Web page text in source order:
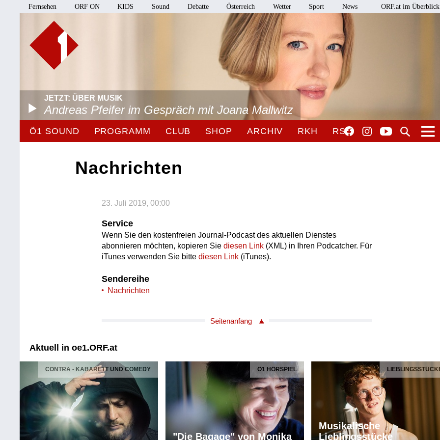
Fernsehen ORF ON KIDS Sound Debatte Österreich Wetter Sport News ORF.at im Überblick
JETZT: ÜBER MUSIK
Andreas Pfeifer im Gespräch mit Joana Mallwitz
Ö1 SOUND PROGRAMM CLUB SHOP ARCHIV RKH RSO
Nachrichten
23. Juli 2019, 00:00
Service
Wenn Sie den kostenfreien Journal-Podcast des aktuellen Dienstes
abonnieren möchten, kopieren Siediesen Link (XML) in Ihren Podcatcher. Für
iTunes verwenden Sie bittediesen Link (iTunes).
Sendereihe
Nachrichten
Seitenanfang
Aktuell in oe1.ORF.at
CONTRA - KABARETT UND COMEDY Ö1 HÖRSPIEL
"Die Bagage" von Monika
Musikalische
Lieblingsstücke